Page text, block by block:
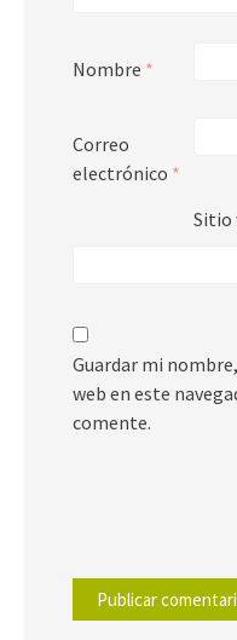
Nombre *
Correo
electrónico *
Sitio
Guardar mi
web en este
comente.